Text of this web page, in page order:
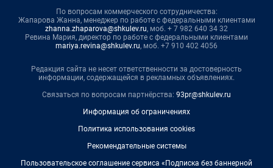
По вопросам коммерческого сотрудничества:
Жапарова Жанна, менеджер по работе с федеральными клиентами
zhanna.zhaparova@shkulev.ru, моб. + 7 982 640 34 32
Ревина Мария, директор по работе с федеральными клиентами
mariya.revina@shkulev.ru, моб. +7 910 402 4056
Редакция сайта не несет ответственности за достоверность
информации, содержащейся в рекламных объявлениях.
Связаться по вопросам партнёрства: 93pr@shkulev.ru
Информация об ограничениях
Политика использования cookies
Рекомендательные системы
Пользовательское соглашение сервиса «Подписка без баннерной